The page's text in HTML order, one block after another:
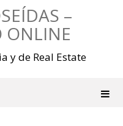
–
ONLINE
y de Real Estate